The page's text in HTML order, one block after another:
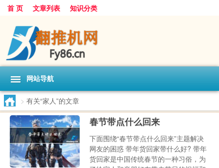
首 页 文章列表 知识分类
网站导航
> 有关“家人”的文章
春节带点什么回来
下面围绕“春节带点什么回来”主题解决
网友的困惑 带年货回家带什么好? 带年
货回家是中国传统春节的一种习俗，为